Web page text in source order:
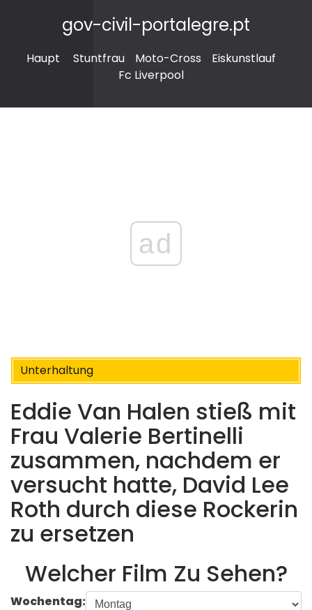
gov-civil-portalegre.pt
Haupt Stuntfrau Moto-Cross
Eiskunstlauf
Fc Liverpool
ad
Unterhaltung
Eddie Van Halen stieß mit
Frau Valerie Bertinelli
zusammen, nachdem er
versucht hatte, David Lee
Roth durch diese Rockerin
zu ersetzen
Welcher Film Zu Sehen?
Wochentag: